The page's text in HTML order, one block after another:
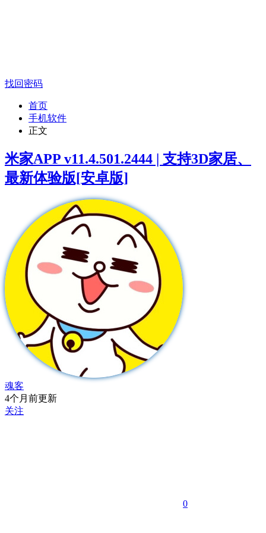
找回密码
首页
手机软件
正文
米家APP v11.4.501.2444 | 支持3D家居、
最新体验版[安卓版]
魂客
4个月前更新
关注
0